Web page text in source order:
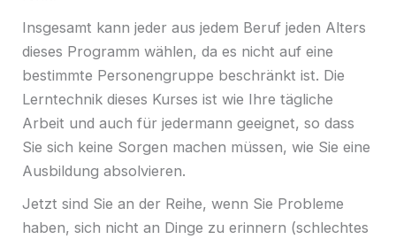
Insgesamt kann jeder aus jedem Beruf jeden Alters
dieses Programm wählen, da es nicht auf eine
bestimmte Personengruppe beschränkt ist. Die
Lerntechnik dieses Kurses ist wie Ihre tägliche
Arbeit und auch für jedermann geeignet, so dass
Sie sich keine Sorgen machen müssen, wie Sie eine
Ausbildung absolvieren.
Jetzt sind Sie an der Reihe, wenn Sie Probleme
haben, sich nicht an Dinge zu erinnern (schlechtes